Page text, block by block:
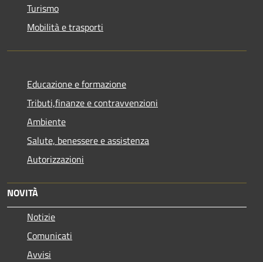
Turismo
Mobilità e trasporti
Educazione e formazione
Tributi,finanze e contravvenzioni
Ambiente
Salute, benessere e assistenza
Autorizzazioni
NOVITÀ
Notizie
Comunicati
Avvisi